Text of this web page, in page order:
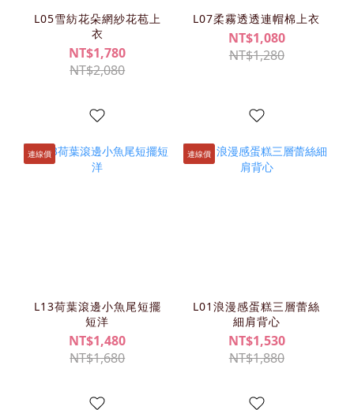
L05雪紡花朵網紗花苞上
衣
NT$1,780
NT$2,080
L07柔霧透透連帽棉上衣
NT$1,080
NT$1,280
連線價
L13荷葉滾邊小魚尾短擺
短洋
NT$1,480
NT$1,680
連線價
L01浪漫感蛋糕三層蕾絲
細肩背心
NT$1,530
NT$1,880